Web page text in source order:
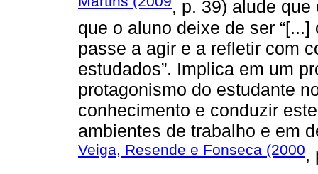
, p. 39) alude
que o aluno deixe de ser
passe a agir e a refletir com
estudados”. Implica em um
protagonismo do estudante
conhecimento e conduzir
ambientes de trabalho e em
Veiga, Resende e Fonseca (2000,